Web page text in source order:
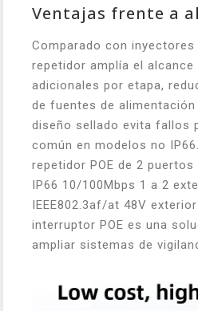
Ventajas frente a
Comparado con inyectores
repetidor amplía el
adicionales por etapa,
de fuentes de alimentación
diseño sellado evita fallos
común en modelos no
repetidor POE de 2
IP66 10/100Mbps 1 a 2
IEEE802.3af/at 48V
interruptor POE es una
ampliar sistemas de